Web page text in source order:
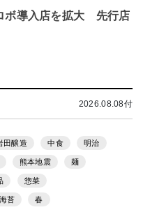
ボ導入店を拡大 先行店
2026.08.08付
田醸造 中食 明治
熊本地震 麺
惣菜
海苔 春